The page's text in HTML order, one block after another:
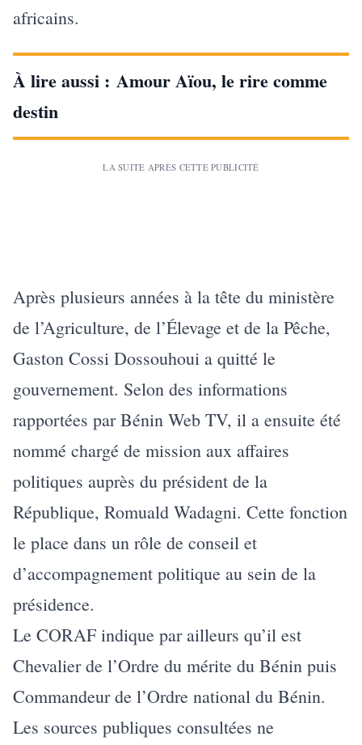
africains.
À lire aussi : Amour Aïou, le rire comme
destin
LA SUITE APRÈS CETTE PUBLICITÉ
Après plusieurs années à la tête du ministère
de l’Agriculture, de l’Élevage et de la Pêche,
Gaston Cossi Dossouhoui a quitté le
gouvernement. Selon des informations
rapportées par Bénin Web TV, il a ensuite été
nommé chargé de mission aux affaires
politiques auprès du président de la
République, Romuald Wadagni. Cette fonction
le place dans un rôle de conseil et
d’accompagnement politique au sein de la
présidence.
Le CORAF indique par ailleurs qu’il est
Chevalier de l’Ordre du mérite du Bénin puis
Commandeur de l’Ordre national du Bénin.
Les sources publiques consultées ne